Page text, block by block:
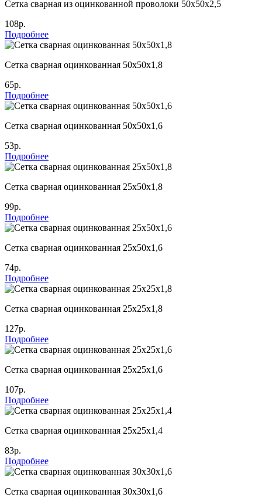
Сетка сварная из оцинкованной проволоки 50х50х2,5
108р.
Подробнее
Сетка сварная оцинкованная 50х50х1,8
65р.
Подробнее
Сетка сварная оцинкованная 50х50х1,6
53р.
Подробнее
Сетка сварная оцинкованная 25х50х1,8
99р.
Подробнее
Сетка сварная оцинкованная 25х50х1,6
74р.
Подробнее
Сетка сварная оцинкованная 25х25х1,8
127р.
Подробнее
Сетка сварная оцинкованная 25х25х1,6
107р.
Подробнее
Сетка сварная оцинкованная 25х25х1,4
83р.
Подробнее
Сетка сварная оцинкованная 30х30х1,6